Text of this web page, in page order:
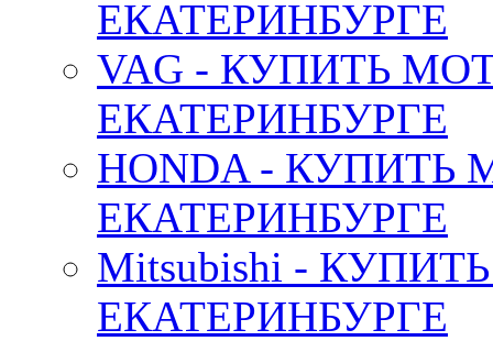
ЕКАТЕРИНБУРГЕ
VAG - КУПИТЬ
ЕКАТЕРИНБУРГЕ
HONDA -
ЕКАТЕРИНБУРГЕ
Mitsubishi -
ЕКАТЕРИНБУРГЕ